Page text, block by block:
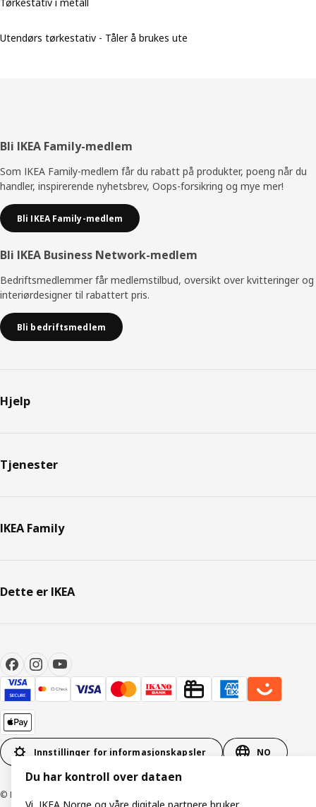
Utendørs tørkestativ - Tåler å brukes ute
Bunntekst
Bli IKEA Family-medlem
Som IKEA Family-medlem får du rabatt på produkter, poeng når du
handler, inspirerende nyhetsbrev, Oops-forsikring og mye mer!
Bli IKEA Family-medlem
Bli IKEA Business Network-medlem
Bedriftsmedlemmer får medlemstilbud, oversikt over kvitteringer og
interiørdesigner til rabattert pris.
Bli bedriftsmedlem
Hjelp
Tjenester
IKEA Family
Dette er IKEA
Innstillinger for informasjonskapsler NO
© Inter IKEA Systems B.V. 1999–2026
Du har kontroll over dataen